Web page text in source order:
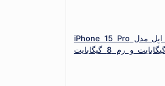
گوشی موبایل اپل مدل iPhone 15 Pro
ظرفیت 256 گیگابایت و رم 8 گیگابایت